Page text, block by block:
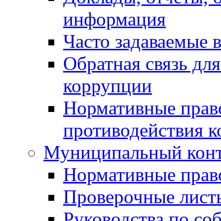
информация
Часто задаваемые
Обратная связь
коррупции
Нормативные
противодействия
Муниципальный
Нормативные
Проверочные